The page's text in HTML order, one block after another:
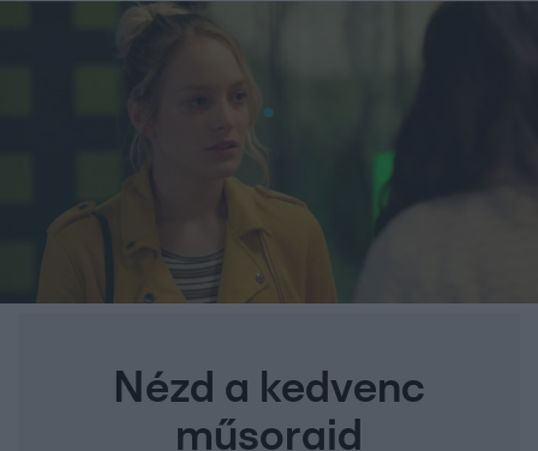
Nézd a kedvenc
műsoraid